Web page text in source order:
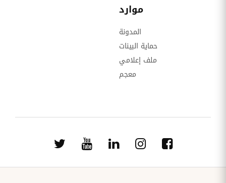
موارد
المدونة
حماية البينات
ملف إعلامي
معجم